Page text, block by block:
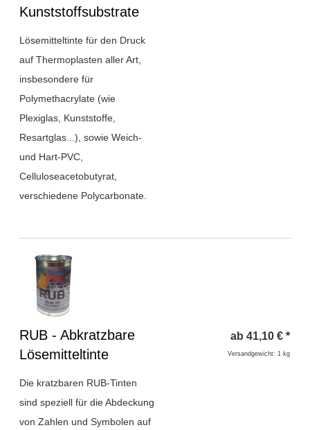
Kunststoffsubstrate
Lösemitteltinte für den Druck
auf Thermoplasten aller Art,
insbesondere für
Polymethacrylate (wie
Plexiglas, Kunststoffe,
Resartglas...), sowie Weich-
und Hart-PVC,
Celluloseacetobutyrat,
verschiedene Polycarbonate.
Überschrift
1
RUB - Abkratzbare
Lösemitteltinte
Die kratzbaren RUB-Tinten
sind speziell für die Abdeckung
von Zahlen und Symbolen auf
ab 41,10 € *
Versandgewicht: 1 kg